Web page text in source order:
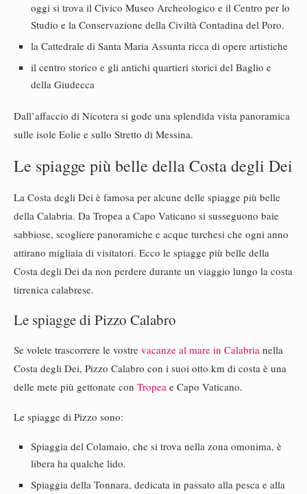
oggi si trova il Civico Museo Archeologico e il Centro per lo
Studio e la Conservazione della Civiltà Contadina del Poro.
la Cattedrale di Santa Maria Assunta ricca di opere artistiche
il centro storico e gli antichi quartieri storici del Baglio e
della Giudecca
Dall’affaccio di Nicotera si gode una splendida vista panoramica
sulle isole Eolie e sullo Stretto di Messina.
Le spiagge più belle della Costa degli Dei
La Costa degli Dei è famosa per alcune delle spiagge più belle
della Calabria. Da Tropea a Capo Vaticano si susseguono baie
sabbiose, scogliere panoramiche e acque turchesi che ogni anno
attirano migliaia di visitatori. Ecco le spiagge più belle della
Costa degli Dei da non perdere durante un viaggio lungo la costa
tirrenica calabrese.
Le spiagge di Pizzo Calabro
Se volete trascorrere le vostre vacanze al mare in Calabria nella
Costa degli Dei, Pizzo Calabro con i suoi otto km di costa è una
delle mete più gettonate con Tropea e Capo Vaticano.
Le spiagge di Pizzo sono:
Spiaggia del Colamaio, che si trova nella zona omonima, è
libera ha qualche lido.
Spiaggia della Tonnara, dedicata in passato alla pesca e alla